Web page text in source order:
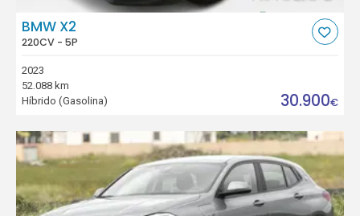
BMW X2
220CV - 5P
2023
52.088 km
Híbrido (Gasolina)
30.900€